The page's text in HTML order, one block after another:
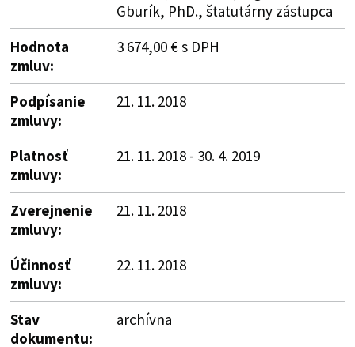
Gburík, PhD., štatutárny zástupca
Hodnota
zmluv:
3 674,00 € s DPH
Podpísanie
zmluvy:
21. 11. 2018
Platnosť
zmluvy:
21. 11. 2018 - 30. 4. 2019
Zverejnenie
zmluvy:
21. 11. 2018
Účinnosť
zmluvy:
22. 11. 2018
Stav
dokumentu:
archívna